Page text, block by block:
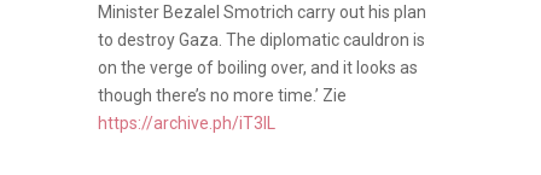
Minister Bezalel Smotrich carry out his plan
to destroy Gaza. The diplomatic cauldron is
on the verge of boiling over, and it looks as
though there’s no more time.’ Zie
https://archive.ph/iT3lL